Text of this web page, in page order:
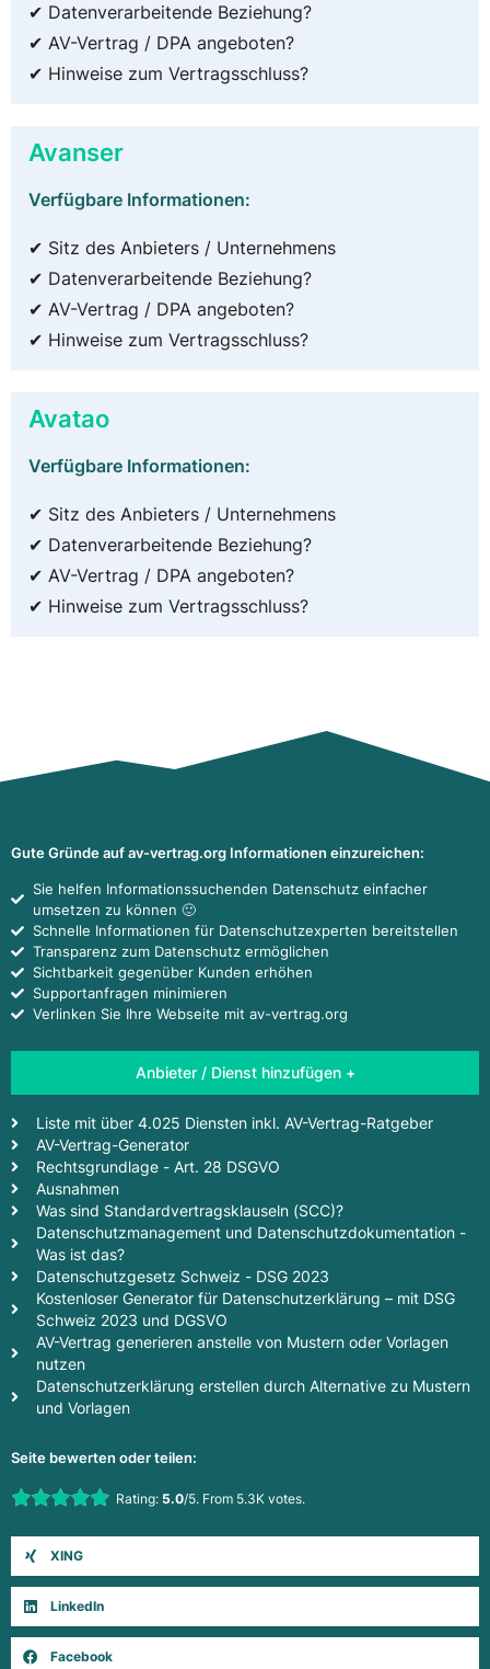
✔ Datenverarbeitende Beziehung?
✔ AV-Vertrag / DPA angeboten?
✔ Hinweise zum Vertragsschluss?
Avanser
Verfügbare Informationen:
✔ Sitz des Anbieters / Unternehmens
✔ Datenverarbeitende Beziehung?
✔ AV-Vertrag / DPA angeboten?
✔ Hinweise zum Vertragsschluss?
Avatao
Verfügbare Informationen:
✔ Sitz des Anbieters / Unternehmens
✔ Datenverarbeitende Beziehung?
✔ AV-Vertrag / DPA angeboten?
✔ Hinweise zum Vertragsschluss?
Gute Gründe auf av-vertrag.org Informationen einzureichen:
Sie helfen Informationssuchenden Datenschutz einfacher
umsetzen zu können 🙂
Schnelle Informationen für Datenschutzexperten bereitstellen
Transparenz zum Datenschutz ermöglichen
Sichtbarkeit gegenüber Kunden erhöhen
Supportanfragen minimieren
Verlinken Sie Ihre Webseite mit av-vertrag.org
Anbieter / Dienst hinzufügen +
Liste mit über 4.025 Diensten inkl. AV-Vertrag-Ratgeber
AV-Vertrag-Generator
Rechtsgrundlage - Art. 28 DSGVO
Ausnahmen
Was sind Standardvertragsklauseln (SCC)?
Datenschutzmanagement und Datenschutzdokumentation -
Was ist das?
Datenschutzgesetz Schweiz - DSG 2023
Kostenloser Generator für Datenschutzerklärung – mit DSG
Schweiz 2023 und DGSVO
AV-Vertrag generieren anstelle von Mustern oder Vorlagen
nutzen
Datenschutzerklärung erstellen durch Alternative zu Mustern
und Vorlagen
Seite bewerten oder teilen:
Rate this item:Rating: 5.0/5. From 5.3K votes.
XING
LinkedIn
Facebook